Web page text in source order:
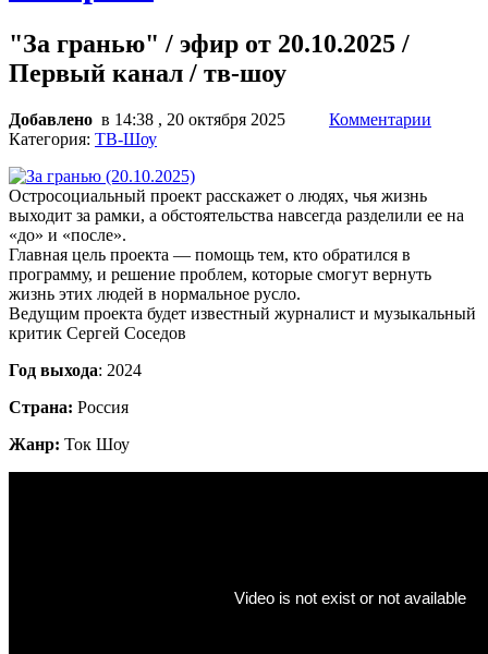
"За гранью" / эфир от 20.10.2025 /
Первый канал / тв-шоу
Добавлено в 14:38 , 20 октября 2025
Комментарии
Категория: ТВ-Шоу
Остросоциальный проект расскажет о людях, чья жизнь
выходит за рамки, а обстоятельства навсегда разделили ее на
«до» и «после».
Главная цель проекта — помощь тем, кто обратился в
программу, и решение проблем, которые смогут вернуть
жизнь этих людей в нормальное русло.
Ведущим проекта будет известный журналист и музыкальный
критик Сергей Соседов
Год выхода: 2024
Страна: Россия
Жанр: Ток Шоу